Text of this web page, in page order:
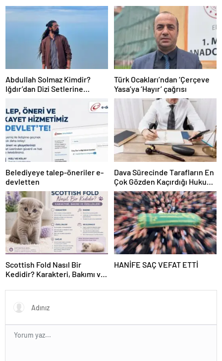
Abdullah Solmaz Kimdir?
Iğdır’dan Dizi Setlerine
Ağzından Anlattı
Türk Ocakları’ndan ‘Çerçeve
Yasa’ya ‘Hayır’ çağrısı
Belediyeye talep-öneriler e-
devletten
Dava Sürecinde Tarafların En
Çok Gözden Kaçırdığı Hukuki
Ayrıntılar
Scottish Fold Nasıl Bir
Kedidir? Karakteri, Bakımı ve
HANİFE SAÇ VEFAT ETTİ